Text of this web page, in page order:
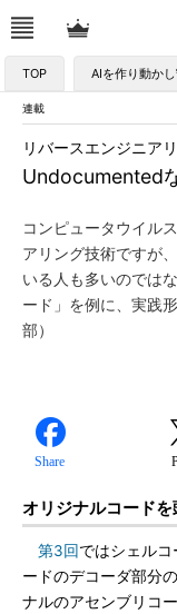
TOP AIを作り動か
連載
Undocumented
リバースエンジニア
コンピュータウイル
アリング技術ですが
いる人も多いのでは
ード」を例に、実践
部）
Share
オリジナルコードを
第3回ではシェル
ードのデコーダ部分
ナルのアセンブリコ